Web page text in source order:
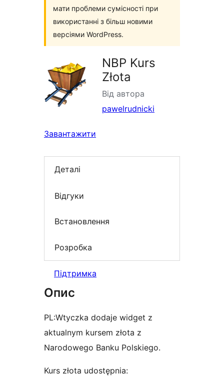
мати проблеми сумісності при
використанні з більш новими
версіями WordPress.
NBP Kurs
Złota
Від автора
pawelrudnicki
Завантажити
Деталі
Відгуки
Встановлення
Розробка
Підтримка
Опис
PL:Wtyczka dodaje widget z
aktualnym kursem złota z
Narodowego Banku Polskiego.
Kurs złota udostępnia: